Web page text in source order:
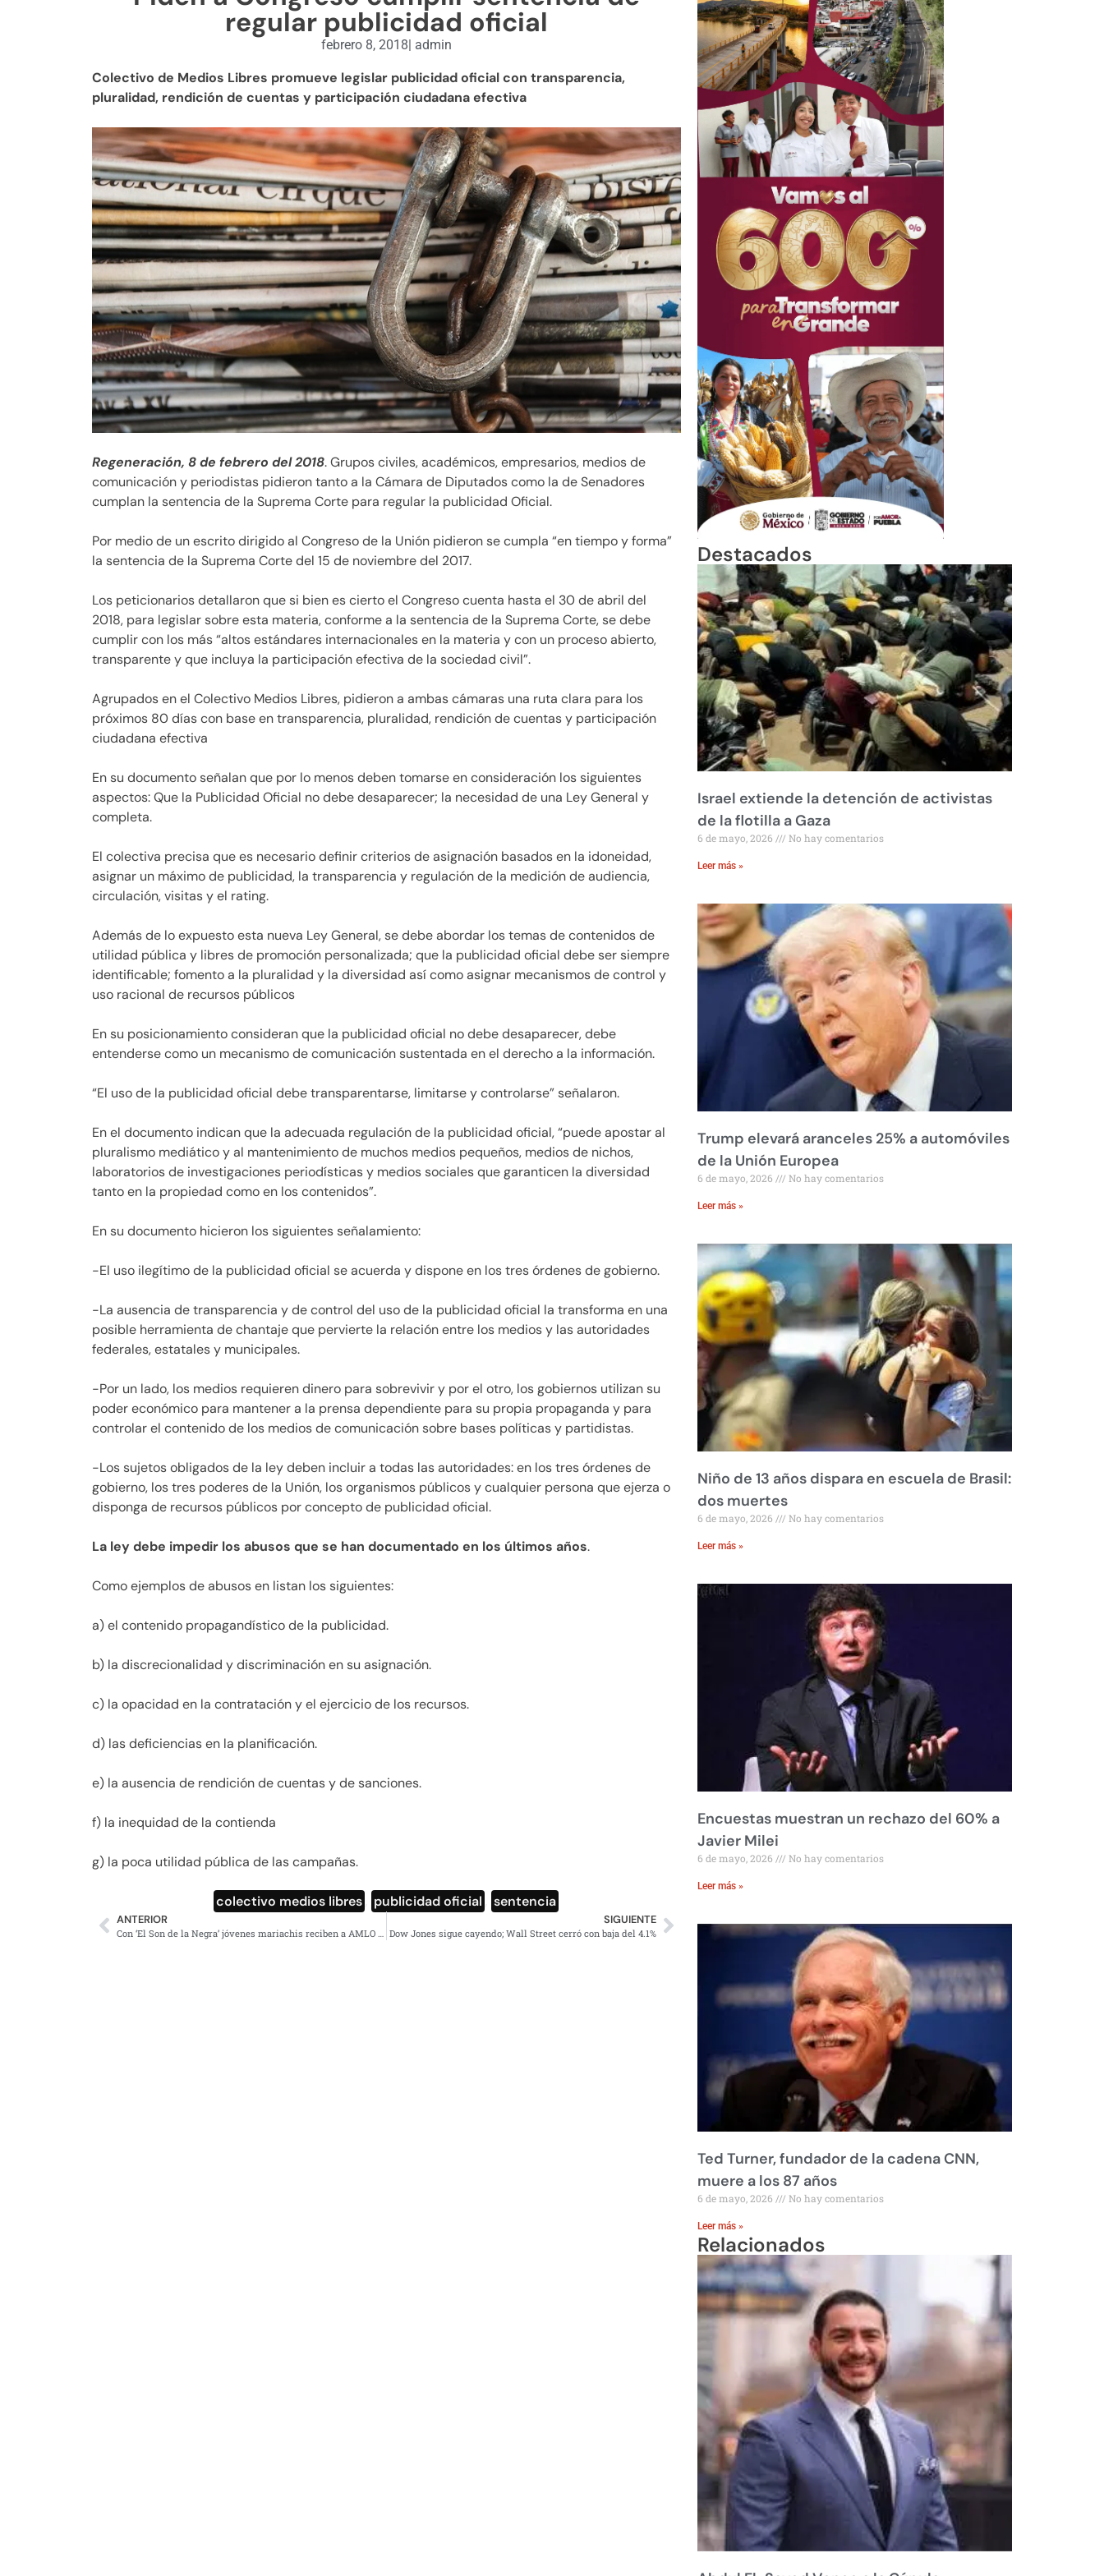
regular publicidad oficial
febrero 8, 2018 admin
Colectivo de Medios Libres promueve legislar publicidad oficial con transparencia,
pluralidad, rendición de cuentas y participación ciudadana efectiva
Regeneración, 8 de febrero del 2018. Grupos civiles, académicos, empresarios, medios de
comunicación y periodistas pidieron tanto a la Cámara de Diputados como la de Senadores
cumplan la sentencia de la Suprema Corte para regular la publicidad Oficial.
Por medio de un escrito dirigido al Congreso de la Unión pidieron se cumpla “en tiempo y forma”
la sentencia de la Suprema Corte del 15 de noviembre del 2017.
Los peticionarios detallaron que si bien es cierto el Congreso cuenta hasta el 30 de abril del
2018, para legislar sobre esta materia, conforme a la sentencia de la Suprema Corte, se debe
cumplir con los más “altos estándares internacionales en la materia y con un proceso abierto,
transparente y que incluya la participación efectiva de la sociedad civil”.
Agrupados en el Colectivo Medios Libres, pidieron a ambas cámaras una ruta clara para los
próximos 80 días con base en transparencia, pluralidad, rendición de cuentas y participación
ciudadana efectiva
En su documento señalan que por lo menos deben tomarse en consideración los siguientes
aspectos: Que la Publicidad Oficial no debe desaparecer; la necesidad de una Ley General y
completa.
El colectiva precisa que es necesario definir criterios de asignación basados en la idoneidad,
asignar un máximo de publicidad, la transparencia y regulación de la medición de audiencia,
circulación, visitas y el rating.
Además de lo expuesto esta nueva Ley General, se debe abordar los temas de contenidos de
utilidad pública y libres de promoción personalizada; que la publicidad oficial debe ser siempre
identificable; fomento a la pluralidad y la diversidad así como asignar mecanismos de control y
uso racional de recursos públicos
En su posicionamiento consideran que la publicidad oficial no debe desaparecer, debe
entenderse como un mecanismo de comunicación sustentada en el derecho a la información.
“El uso de la publicidad oficial debe transparentarse, limitarse y controlarse” señalaron.
En el documento indican que la adecuada regulación de la publicidad oficial, “puede apostar al
pluralismo mediático y al mantenimiento de muchos medios pequeños, medios de nichos,
laboratorios de investigaciones periodísticas y medios sociales que garanticen la diversidad
tanto en la propiedad como en los contenidos”.
En su documento hicieron los siguientes señalamiento:
-El uso ilegítimo de la publicidad oficial se acuerda y dispone en los tres órdenes de gobierno.
-La ausencia de transparencia y de control del uso de la publicidad oficial la transforma en una
posible herramienta de chantaje que pervierte la relación entre los medios y las autoridades
federales, estatales y municipales.
-Por un lado, los medios requieren dinero para sobrevivir y por el otro, los gobiernos utilizan su
poder económico para mantener a la prensa dependiente para su propia propaganda y para
controlar el contenido de los medios de comunicación sobre bases políticas y partidistas.
-Los sujetos obligados de la ley deben incluir a todas las autoridades: en los tres órdenes de
gobierno, los tres poderes de la Unión, los organismos públicos y cualquier persona que ejerza o
disponga de recursos públicos por concepto de publicidad oficial.
La ley debe impedir los abusos que se han documentado en los últimos años.
Como ejemplos de abusos en listan los siguientes:
a) el contenido propagandístico de la publicidad.
b) la discrecionalidad y discriminación en su asignación.
c) la opacidad en la contratación y el ejercicio de los recursos.
d) las deficiencias en la planificación.
e) la ausencia de rendición de cuentas y de sanciones.
f) la inequidad de la contienda
g) la poca utilidad pública de las campañas.
colectivo medios libres publicidad oficial sentencia
ANTERIOR SIGUIENTE
Dow Jones sigue cayendo; Wall Street cerró con baja del 4.1%
Destacados
Israel extiende la detención de activistas
de la flotilla a Gaza
6 de mayo, 2026 No hay comentarios
Leer más »
Trump elevará aranceles 25% a automóviles
de la Unión Europea
6 de mayo, 2026 No hay comentarios
Leer más »
Niño de 13 años dispara en escuela de Brasil:
dos muertes
6 de mayo, 2026 No hay comentarios
Leer más »
Encuestas muestran un rechazo del 60% a
Javier Milei
6 de mayo, 2026 No hay comentarios
Leer más »
Ted Turner, fundador de la cadena CNN,
muere a los 87 años
6 de mayo, 2026 No hay comentarios
Leer más »
Relacionados